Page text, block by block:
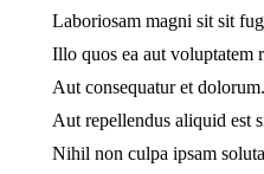
Laboriosam magni sit sit
Illo quos ea aut voluptatem
Aut consequatur et
Aut repellendus aliquid est
Nihil non culpa ipsam